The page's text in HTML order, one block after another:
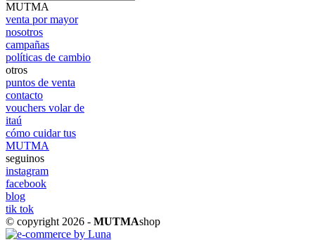
MUTMA
venta por mayor
nosotros
campañas
políticas de cambio
otros
puntos de venta
contacto
vouchers volar de
itaú
cómo cuidar tus
MUTMA
seguinos
instagram
facebook
blog
tik tok
© copyright 2026 - MUTMAshop